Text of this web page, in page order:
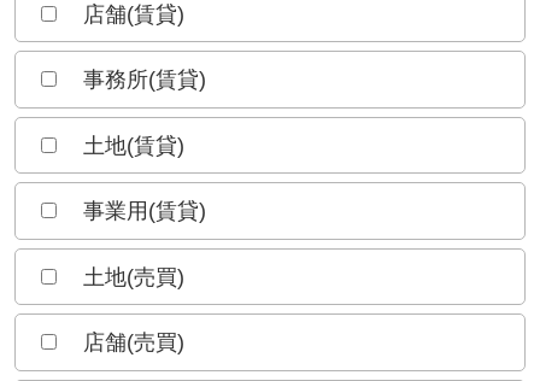
店舗(賃貸)
事務所(賃貸)
土地(賃貸)
事業用(賃貸)
土地(売買)
店舗(売買)